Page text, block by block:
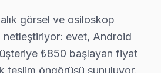
Servis Hizmetleri
Finlux görüntüleme sistemi
IPS Panel Tamiri: Finlux'ın
görsel ve osiloskop
netleştiriyor: evet, Android
₺850 başlayan fiyat